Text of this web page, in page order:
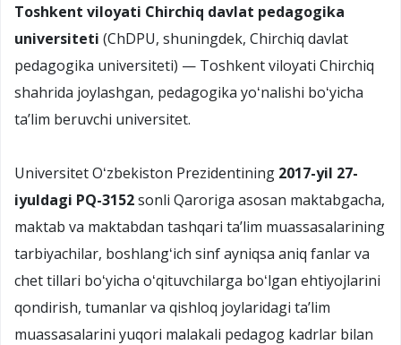
Toshkent viloyati Chirchiq davlat pedagogika
universiteti (ChDPU, shuningdek, Chirchiq davlat
pedagogika universiteti) — Toshkent viloyati Chirchiq
shahrida joylashgan, pedagogika yoʻnalishi boʻyicha
taʼlim beruvchi universitet.
Universitet Oʻzbekiston Prezidentining 2017-yil 27-
iyuldagi PQ-3152sonli Qaroriga asosan maktabgacha,
maktab va maktabdan tashqari taʼlim muassasalarining
tarbiyachilar, boshlangʻich sinf ayniqsa aniq fanlar va
chet tillari boʻyicha oʻqituvchilarga boʻlgan ehtiyojlarini
qondirish, tumanlar va qishloq joylaridagi taʼlim
muassasalarini yuqori malakali pedagog kadrlar bilan